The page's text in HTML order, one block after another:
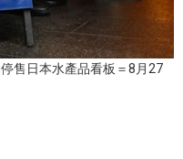
售日本水產品看板＝8月27